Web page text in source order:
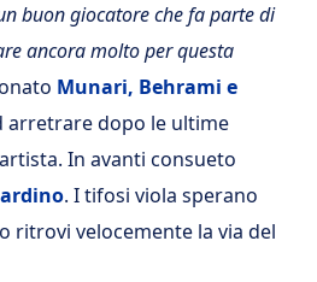
un buon giocatore che fa parte di
ancora molto per questa
Munari, Behrami e
arretrare dopo le ultime
In avanti consueto
. I tifosi viola sperano
ritrovi velocemente la via del